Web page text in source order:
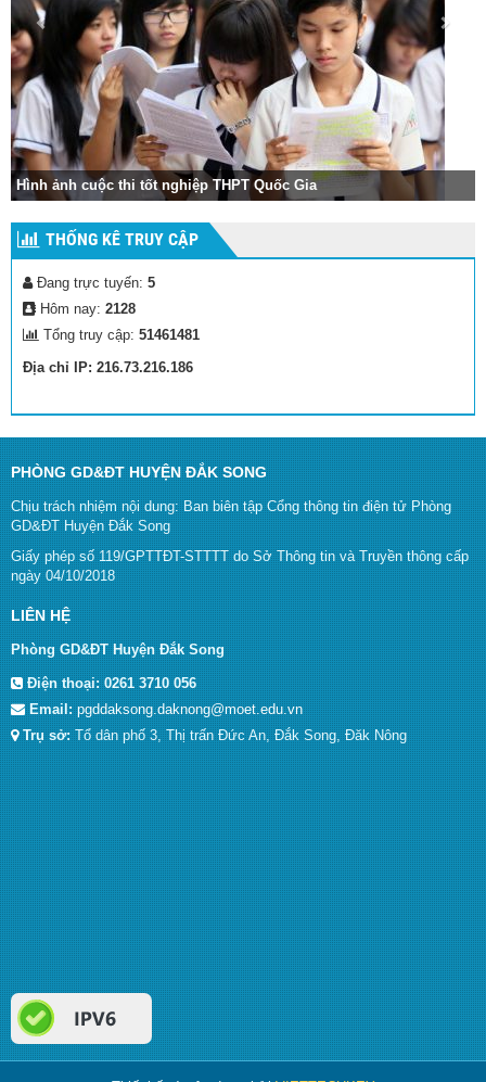
Gia Hình ảnh lễ khai giảng năm học mới
THỐNG KÊ TRUY CẬP
Đang trực tuyến: 5
Hôm nay: 2128
Tổng truy cập: 51461481
Địa chỉ IP: 216.73.216.186
PHÒNG GD&ĐT HUYỆN ĐẮK SONG
Chịu trách nhiệm nội dung: Ban biên tập Cổng thông tin điện tử Phòng
GD&ĐT Huyện Đắk Song
Giấy phép số 119/GPTTĐT-STTTT do Sở Thông tin và Truyền thông cấp
ngày 04/10/2018
LIÊN HỆ
Phòng GD&ĐT Huyện Đắk Song
Điện thoại:0261 3710 056
Email:pgddaksong.daknong@moet.edu.vn
Trụ sở:Tổ dân phố 3, Thị trấn Đức An, Đắk Song, Đăk Nông